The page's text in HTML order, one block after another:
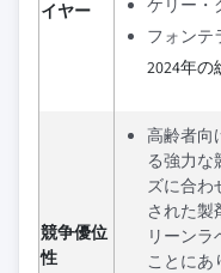
イヤー
ケリー・
フォンテ
2024年の
競争優位
性
高齢者向
る強力な
ズに合わ
された製
リーンラ
ことにあ